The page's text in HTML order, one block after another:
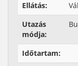
Ellátás:
Utazás
módja:
Időtartam: